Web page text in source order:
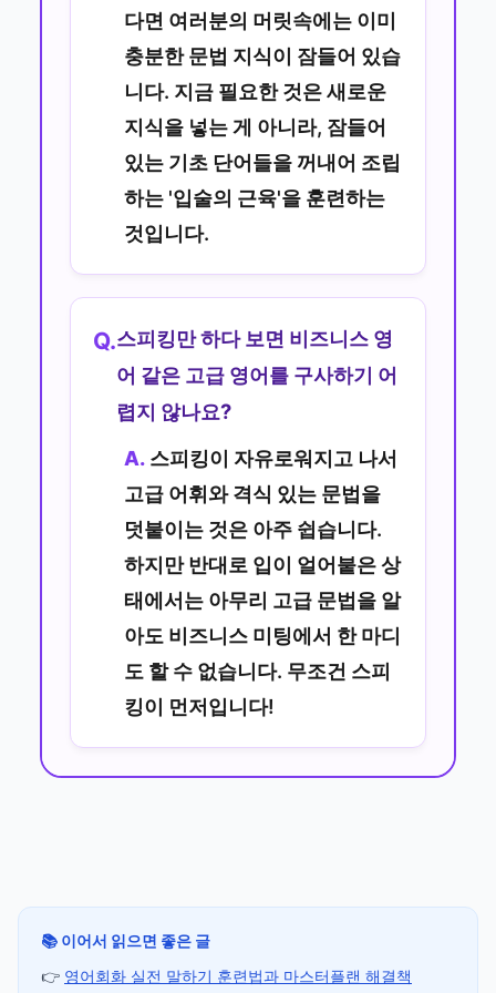
다면 여러분의 머릿속에는 이미
충분한 문법 지식이 잠들어 있습
니다. 지금 필요한 것은 새로운
지식을 넣는 게 아니라, 잠들어
있는 기초 단어들을 꺼내어 조립
하는 '입술의 근육'을 훈련하는
것입니다.
Q.스피킹만 하다 보면 비즈니스 영
어 같은 고급 영어를 구사하기 어
렵지 않나요?
A. 스피킹이 자유로워지고 나서
고급 어휘와 격식 있는 문법을
덧붙이는 것은 아주 쉽습니다.
하지만 반대로 입이 얼어붙은 상
태에서는 아무리 고급 문법을 알
아도 비즈니스 미팅에서 한 마디
도 할 수 없습니다. 무조건 스피
킹이 먼저입니다!
📚 이어서 읽으면 좋은 글
👉 영어회화 실전 말하기 훈련법과 마스터플랜 해결책